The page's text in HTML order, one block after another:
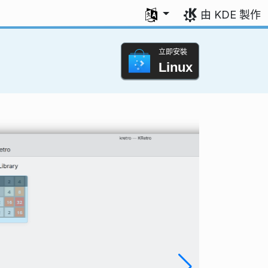
選擇您的語言
由 KDE 製作
立即安裝
Linux